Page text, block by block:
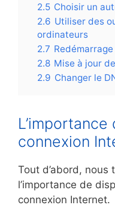
2.5 Choisir un
2.6 Utiliser des
ordinateurs
2.7
2.8 Mise à jour
2.9 Changer le
L’importance
connexion
Tout d’abord, nous
l’importance de
connexion Internet.